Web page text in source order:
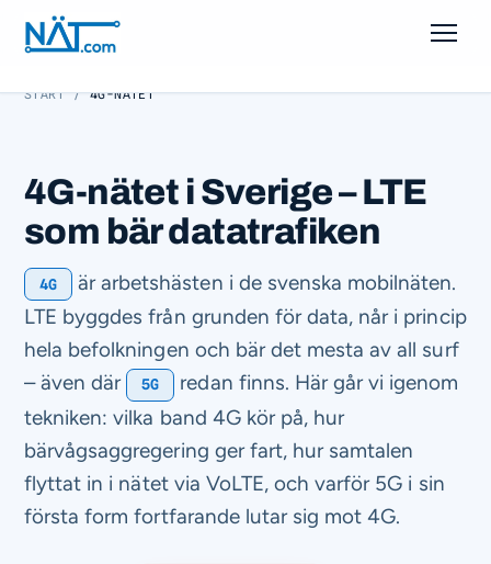
Näten
Frekvensband
Teknik
START/4G-NÄTET
4G-nätet i Sverige – LTE
som bär datatrafiken
4G
är arbetshästen i de svenska mobilnäten.
LTE byggdes från grunden för data, når i princip
hela befolkningen och bär det mesta av all surf
– även där
5G
redan finns. Här går vi igenom
tekniken: vilka band 4G kör på, hur
bärvågsaggregering ger fart, hur samtalen
flyttat in i nätet via VoLTE, och varför 5G i sin
första form fortfarande lutar sig mot 4G.